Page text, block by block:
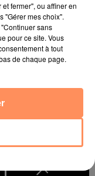
Gémeaux
fermer", ou affiner en
"Gérer mes choix".
sans
pour ce site. Vous
à tout
de chaque page.